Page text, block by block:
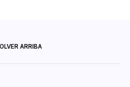
ARRIBA